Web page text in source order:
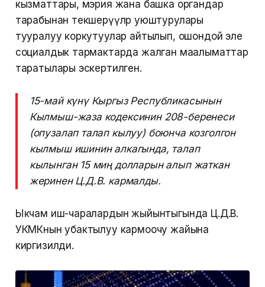
кызматтары, мэрия жана башка органдар
тарабынан текшерүүлөр уюштурулары
тууралуу коркутуулар айтылып, ошондой эле
социалдык тармактарда жалган маалыматтар
таратылары эскертилген.
15-май күнү Кыргыз Республикасынын
Кылмыш-жаза кодексинин 208-беренеси
(опузалап талап кылуу) боюнча козголгон
кылмыш ишинин алкагында, талап
кылынган 15 миң долларын алып жаткан
жеринен Ц.Д.В. кармалды.
Ыкчам иш-чаралардын жыйынтыгында Ц.Д.В.
УКМКнын убактылуу кармоочу жайына
киргизилди.